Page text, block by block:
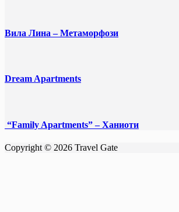
Вила Лина – Метаморфози
Dream Apartments
“Family Apartments” – Ханиоти
Copyright © 2026 Travel Gate